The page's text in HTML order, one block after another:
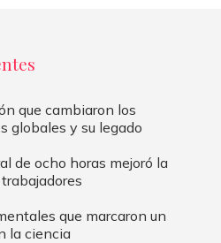
que cambiaron los
globales y su legado
de ocho horas mejoró la
que marcaron un
la ciencia